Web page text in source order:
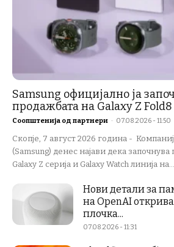
Samsung официјално ја
продажбата на Galaxy Z Fold8
Соопштенија од партнери - 07.08.2026 - 11:50
Скопје, 7 август 2026 година -
(Samsung) денес најави дека
Galaxy Z серија и Galaxy Watch линија на...
Нови детали за
на OpenAI
плочка...
07.08.2026 - 11:31